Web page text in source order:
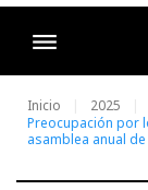
Inicio 2025
Preocupación por
asamblea anual